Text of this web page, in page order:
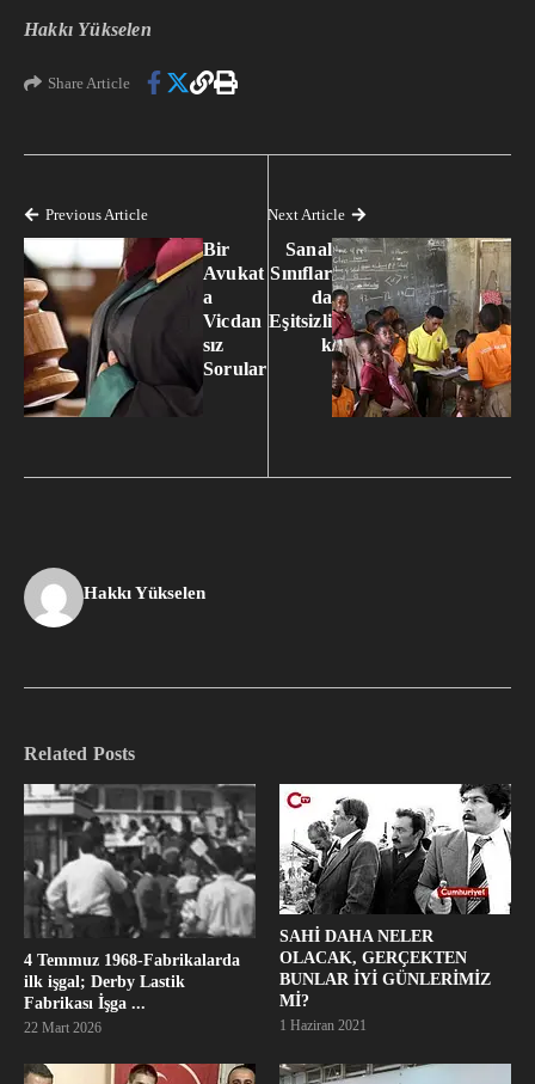
Hakkı Yükselen
Share Article
Previous Article
Bir
Avukat
a
Vicdan
sız
Sorular
Next Article
Sanal
Sınıflar
da
Eşitsizli
k
Hakkı Yükselen
Related Posts
4 Temmuz 1968-Fabrikalarda
ilk işgal; Derby Lastik
Fabrikası İşga ...
22 Mart 2026
SAHİ DAHA NELER
OLACAK, GERÇEKTEN
BUNLAR İYİ GÜNLERİMİZ
Mİ?
1 Haziran 2021